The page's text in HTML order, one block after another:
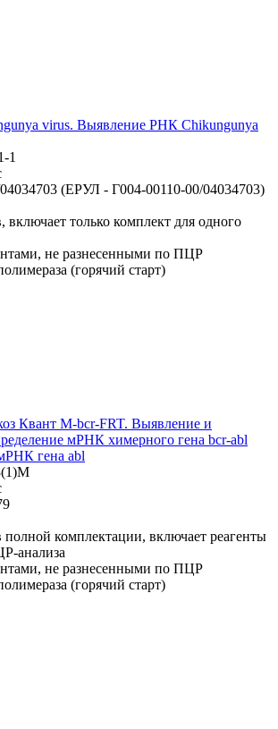
virus. Выявление РНК Chikungunya
1
(ЕРУЛ - Г004-00110-00/04034703)
Квант M-bcr-FRT. Выявление и
мРНК химерного гена bcr-abl
гена abl